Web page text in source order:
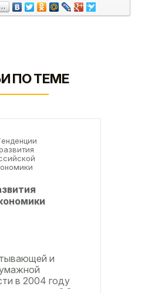
ПО ТЕМЕ
и
в 2004 году